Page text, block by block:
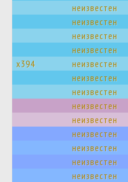
неизвестен
неизвестен
неизвестен
неизвестен
х394 неизвестен
неизвестен
неизвестен
неизвестен
неизвестен
неизвестен
неизвестен
неизвестен
неизвестен